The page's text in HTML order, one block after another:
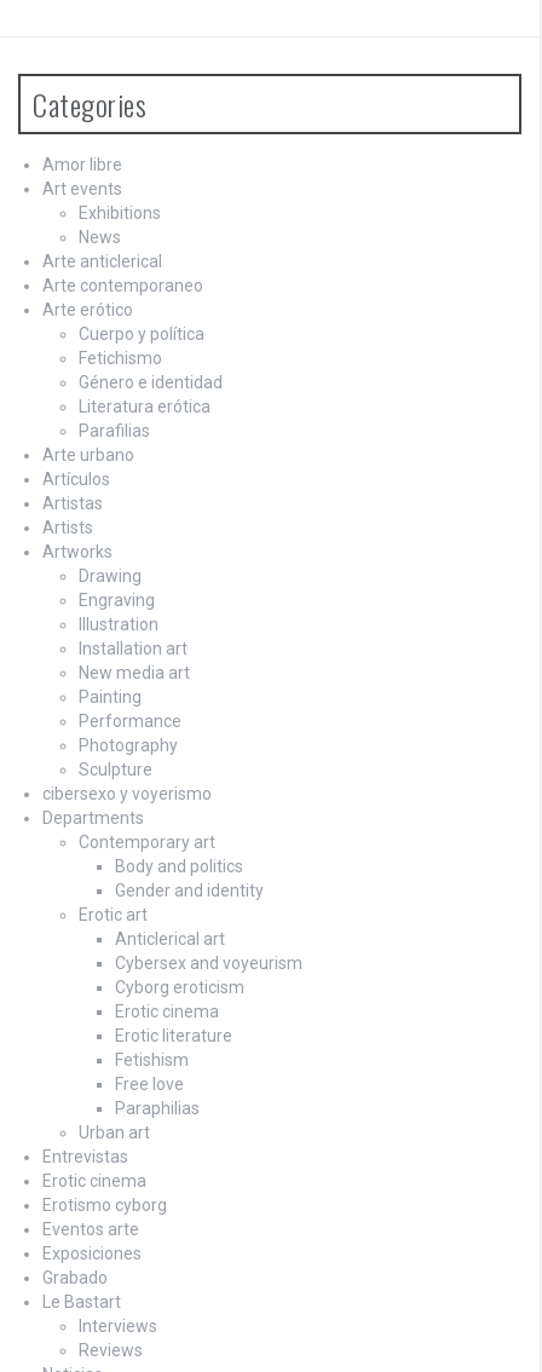
Categories
Amor libre
Art events
Exhibitions
News
Arte anticlerical
Arte contemporaneo
Arte erótico
Cuerpo y política
Fetichismo
Género e identidad
Literatura erótica
Parafilias
Arte urbano
Artículos
Artistas
Artists
Artworks
Drawing
Engraving
Illustration
Installation art
New media art
Painting
Performance
Photography
Sculpture
cibersexo y voyerismo
Departments
Contemporary art
Body and politics
Gender and identity
Erotic art
Anticlerical art
Cybersex and voyeurism
Cyborg eroticism
Erotic cinema
Erotic literature
Fetishism
Free love
Paraphilias
Urban art
Entrevistas
Erotic cinema
Erotismo cyborg
Eventos arte
Exposiciones
Grabado
Le Bastart
Interviews
Reviews